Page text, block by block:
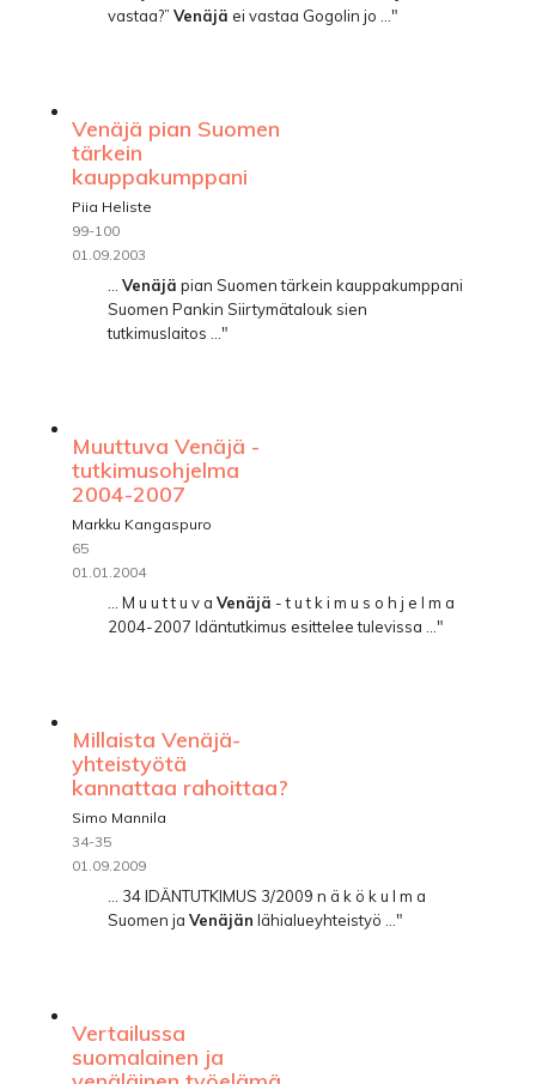
vastaa?” Venäjä ei vastaa Gogolin jo ..."
Venäjä pian Suomen
tärkein
kauppakumppani
Piia Heliste
99-100
01.09.2003
Venäjä pian Suomen tärkein kauppakumppani
Suomen Pankin Siirtymätalouk­ sien
tutkimuslaitos ..."
Muuttuva Venäjä -
tutkimusohjelma
2004-2007
Markku Kangaspuro
65
01.01.2004
... M u u t t u v a Venäjä - t u t k i m u s o h j e l m a
2004-2007 Idäntutkimus esittelee tulevissa ..."
Millaista Venäjä-
yhteistyötä
kannattaa rahoittaa?
Simo Mannila
34-35
01.09.2009
... 34 IDÄNTUTKIMUS 3/2009 n ä k ö k u l m a
Suomen ja Venäjän lähialueyhteistyö ..."
Vertailussa
suomalainen ja